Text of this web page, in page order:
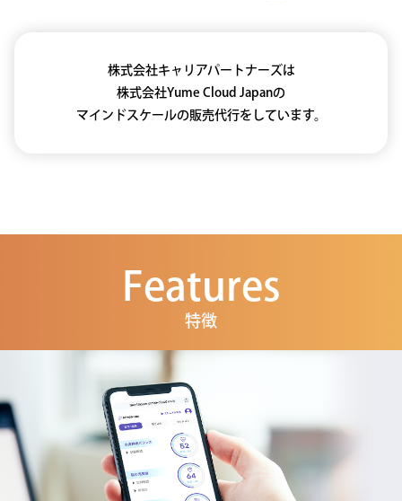
株式会社キャリアパートナーズは
株式会社Yume Cloud Japanの
マインドスケールの販売代行をしています。
Features
特徴